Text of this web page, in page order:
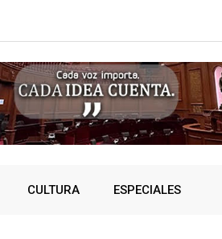
CULTURA ESPECIALES